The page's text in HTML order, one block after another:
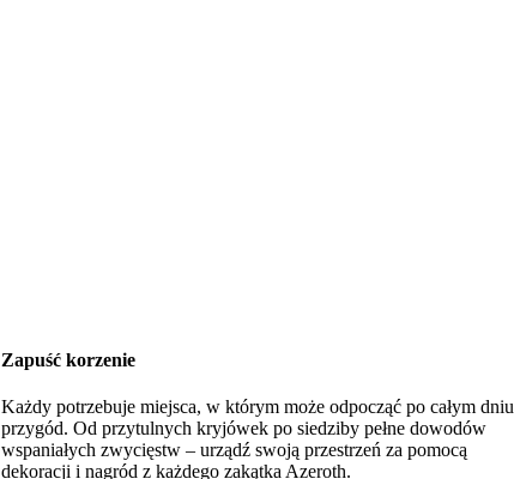
Zapuść korzenie
Każdy potrzebuje miejsca, w którym może odpocząć po całym dniu
przygód. Od przytulnych kryjówek po siedziby pełne dowodów
wspaniałych zwycięstw – urządź swoją przestrzeń za pomocą
dekoracji i nagród z każdego zakątka Azeroth.